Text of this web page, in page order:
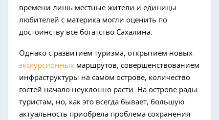
времени лишь местные жители и единицы
любителей с материка могли оценить по
достоинству все богатство Сахалина.
Однако с развитием туризма, открытием новых
экскурсионных маршрутов, совершенствованием
инфраструктуры на самом острове, количество
гостей начало неуклонно расти. На острове рады
туристам, но, как это всегда бывает, большую
актуальность приобрела проблема сохранения